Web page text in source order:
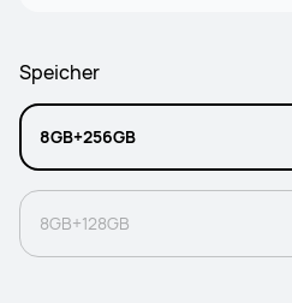
Speicher
8GB+256GB
8GB+128GB